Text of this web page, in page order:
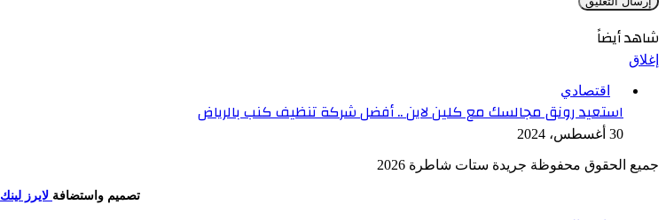
شاهد أيضاً
إغلاق
اقتصادي
استعيد رونق مجالسك مع كلين لاين .. أفضل شركة تنظيف كنب بالرياض
30 أغسطس، 2024
جميع الحقوق محفوظة جريدة ستات شاطرة 2026
تصميم واستضافة لايرز لينك